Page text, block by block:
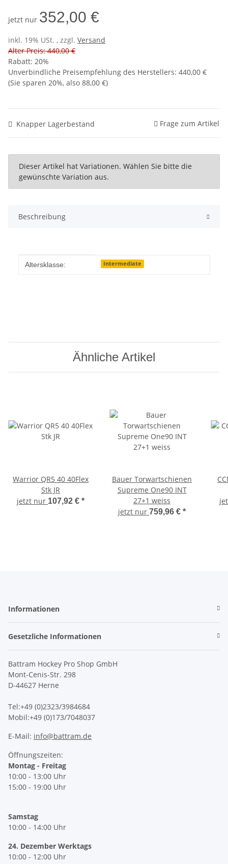
jetzt nur 352,00 €
inkl. 19% USt. , zzgl. Versand
Alter Preis: 440,00 €
Rabatt: 20%
Unverbindliche Preisempfehlung des Herstellers: 440,00 €
(Sie sparen 20%, also 88,00 €)
Knapper Lagerbestand Frage zum Artikel
x
Dieser Artikel hat Variationen. Wählen Sie bitte die
gewünschte Variation aus.
Beschreibung
Produkteigenschaft
Wert
Altersklasse: Intermediate
Ähnliche Artikel
Warrior QR5 40 40Flex
Stk JR
jetzt nur 107,92 € *
Bauer Torwartschienen
Supreme One90 INT
27+1 weiss
jetzt nur 759,96 € *
Informationen
Gesetzliche Informationen
Battram Hockey Pro Shop GmbH
Mont-Cenis-Str. 298
D-44627 Herne
Tel:+49 (0)2323/3984684
Mobil:+49 (0)173/7048037
E-Mail: info@battram.de
Öffnungszeiten:
Montag - Freitag
10:00 - 13:00 Uhr
15:00 - 19:00 Uhr
Samstag
10:00 - 14:00 Uhr
24. Dezember Werktags
10:00 - 12:00 Uhr